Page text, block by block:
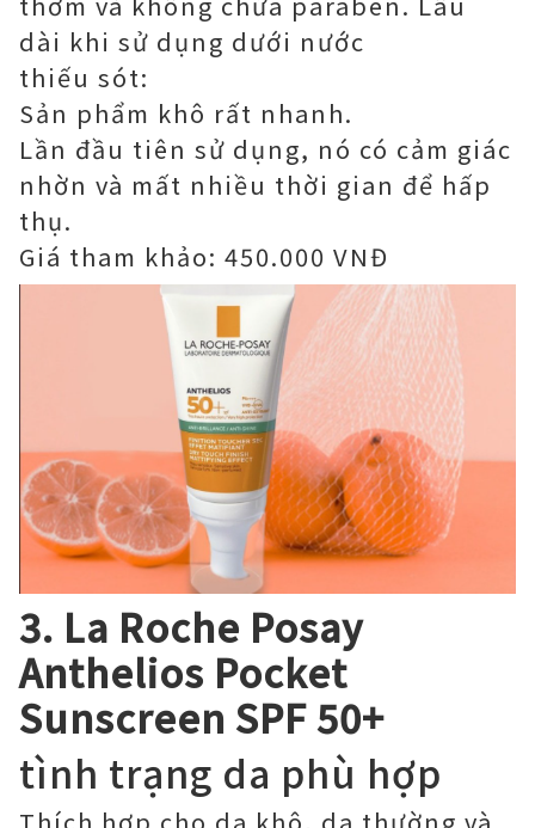
dài khi sử dụng dưới nước
thiếu sót:
Sản phẩm khô rất nhanh.
Lần đầu tiên sử dụng, nó có cảm giác
nhờn và mất nhiều thời gian để hấp
thụ.
Giá tham khảo: 450.000 VNĐ
3. La Roche Posay
Anthelios Pocket
Sunscreen SPF 50+
tình trạng da phù hợp
Thích hợp cho da khô, da thường và